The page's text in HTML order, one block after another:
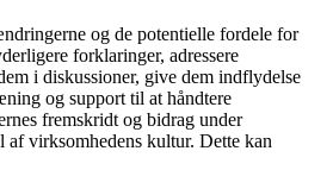
og de potentielle fordele for
forklaringer, adressere
i diskussioner, give dem indflydelse
og support til at håndtere
fremskridt og bidrag under
virksomhedens kultur. Dette kan